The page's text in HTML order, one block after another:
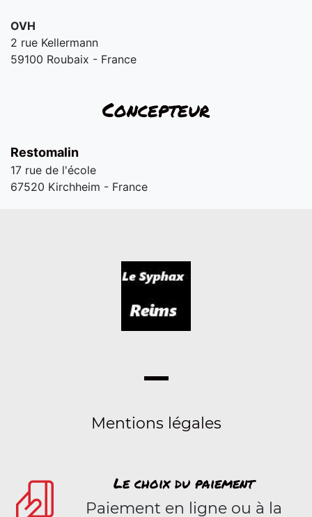
OVH
2 rue Kellermann
59100 Roubaix - France
Concepteur
Restomalin
17 rue de l'école
67520 Kirchheim - France
Mentions légales
Le choix du paiement
Paiement en ligne ou à la